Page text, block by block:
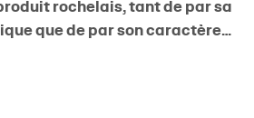
rochelais, tant de par sa
que de par son caractère…